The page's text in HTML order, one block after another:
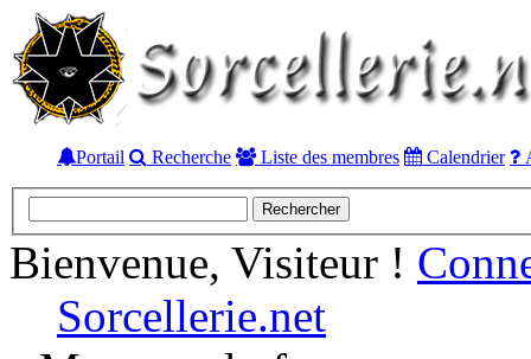
Portail Recherche Liste des membres Calendrier
Bienvenue, Visiteur !
Sorcellerie.net